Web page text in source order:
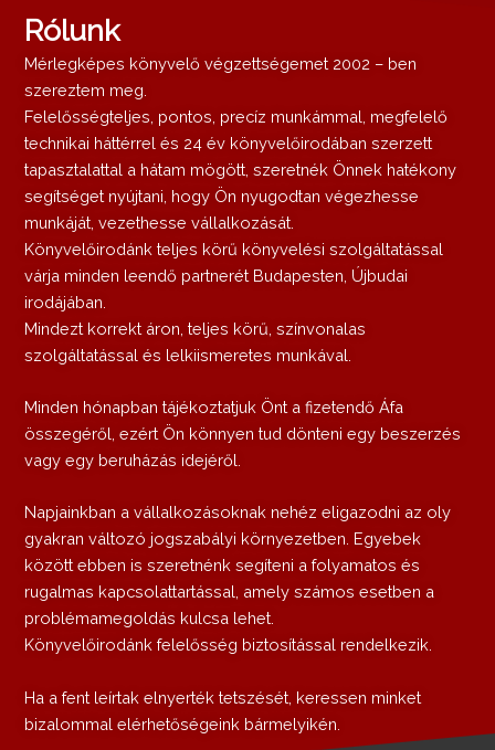
Rólunk
Mérlegképes könyvelő végzettségemet 2002 – ben
szereztem meg.
Felelősségteljes, pontos, precíz munkámmal, megfelelő
technikai háttérrel és 24 év könyvelőirodában szerzett
tapasztalattal a hátam mögött, szeretnék Önnek hatékony
segítséget nyújtani, hogy Ön nyugodtan végezhesse
munkáját, vezethesse vállalkozását.
Könyvelőirodánk teljes körű könyvelési szolgáltatással
várja minden leendő partnerét Budapesten, Újbudai
irodájában.
Mindezt korrekt áron, teljes körű, színvonalas
szolgáltatással és lelkiismeretes munkával.
Minden hónapban tájékoztatjuk Önt a fizetendő Áfa
összegéről, ezért Ön könnyen tud dönteni egy beszerzés
vagy egy beruházás idejéről.
Napjainkban a vállalkozásoknak nehéz eligazodni az oly
gyakran változó jogszabályi környezetben. Egyebek
között ebben is szeretnénk segíteni a folyamatos és
rugalmas kapcsolattartással, amely számos esetben a
problémamegoldás kulcsa lehet.
Könyvelőirodánk felelősség biztosítással rendelkezik.
Ha a fent leírtak elnyerték tetszését, keressen minket
bizalommal elérhetőségeink bármelyikén.